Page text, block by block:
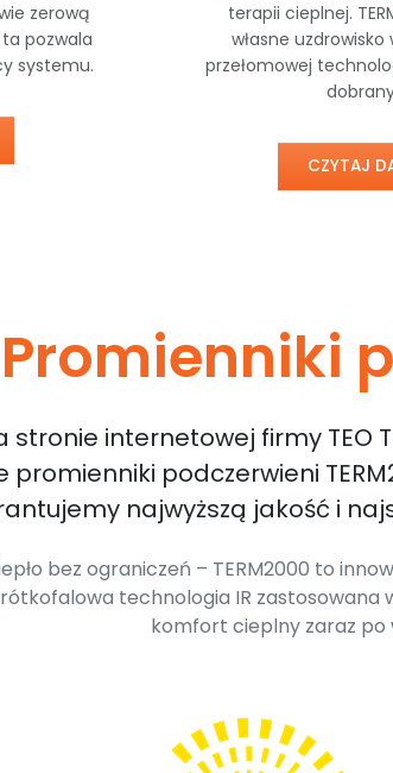
zerową
pozwala
systemu.
terapii cieplnej.
własne uzdrowisko
przełomowej
CZYTAJ
Promienniki
stronie internetowej firmy TEO
promienniki podczerwieni
najwyższą jakość i
bez ograniczeń – TERM2000 to
technologia IR
komfort cieplny zaraz po